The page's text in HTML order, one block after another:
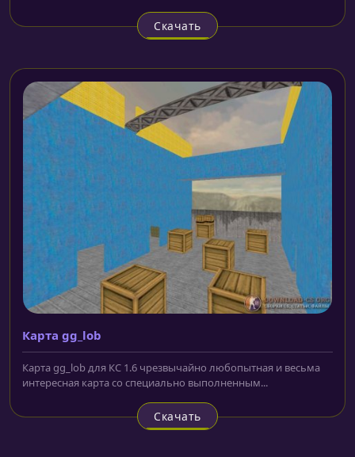
Скачать
Карта gg_lob
Карта gg_lob для КС 1.6 чрезвычайно любопытная и весьма
интересная карта со специально выполненным...
Скачать